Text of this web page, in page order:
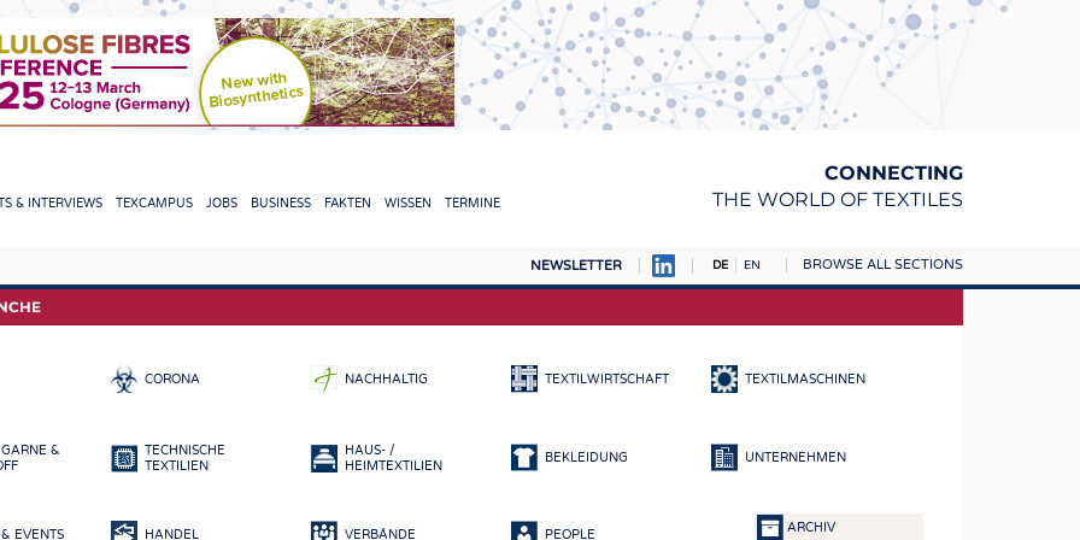
CONNECTING
THE WORLD OF TEXTILES
& INTERVIEWS TEXCAMPUS JOBS BUSINESS FAKTEN WISSEN TERMINE
NEWSLETTER DE EN BROWSE ALL SECTIONS
TEXTILE LEADERSHIP FASERN
GEWEBE
CORONA NACHHALTIG TEXTILWIRTSCHAFT TEXTILMASCHINEN
&
TECHNISCHE
TEXTILIEN
HAUS- /
HEIMTEXTILIEN
BEKLEIDUNG UNTERNEHMEN
EVENTS HANDEL VERBÄNDE PEOPLE ARCHIV